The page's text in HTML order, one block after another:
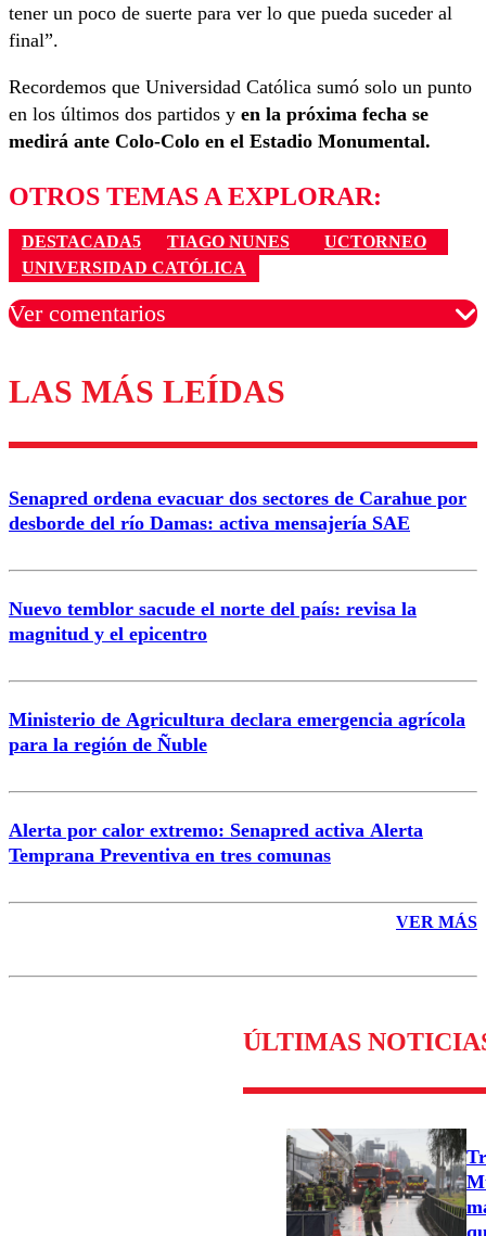
tener un poco de suerte para ver lo que pueda suceder al
final”.
Recordemos que Universidad Católica sumó solo un punto
en los últimos dos partidos y en la próxima fecha se
medirá ante Colo-Colo en el Estadio Monumental.
OTROS TEMAS A EXPLORAR:
DESTACADA5 TIAGO NUNES
UCTORNEO
UNIVERSIDAD CATÓLICA
Ver comentarios
Los comentarios son moderados para garantizar un
diálogo respetuoso.
Nombre
Correo
LAS MÁS LEÍDAS
Senapred ordena evacuar dos sectores de Carahue por
desborde del río Damas: activa mensajería SAE
Nuevo temblor sacude el norte del país: revisa la
magnitud y el epicentro
Ministerio de Agricultura declara emergencia agrícola
para la región de Ñuble
Alerta por calor extremo: Senapred activa Alerta
Temprana Preventiva en tres comunas
VER MÁS
ÚLTIMAS